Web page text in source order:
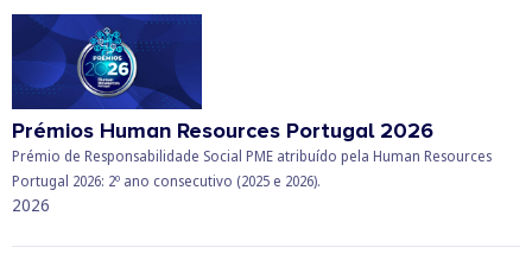
Prémios Human Resources Portugal 2026
Prémio de Responsabilidade Social PME atribuído pela Human Resources
Portugal 2026: 2º ano consecutivo (2025 e 2026).
2026